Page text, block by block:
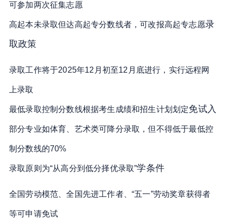
可参加两次征集志愿
高起本未录取但达高起专分数线者，可改报高起专志愿录
取政策
录取工作将于2025年12月初至12月底进行，实行远程网
上录取
最低录取控制分数线根据考生成绩和招生计划划定
部分专业如体育、艺术类可降分录取，但不得低于最低控
制分数线的70%
录取原则为“从高分到低分择优录取”
免试入
学条件
全国劳动模范、全国先进工作者、“五一”劳动奖章获得者
等可申请免试